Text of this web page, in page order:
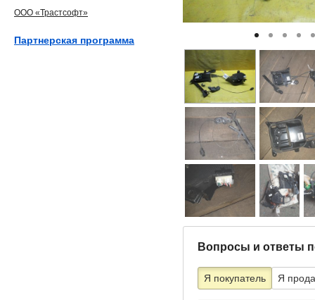
Вопросы и ответы
Я покупатель Я
ООО «Трастсофт»
Партнерская программа